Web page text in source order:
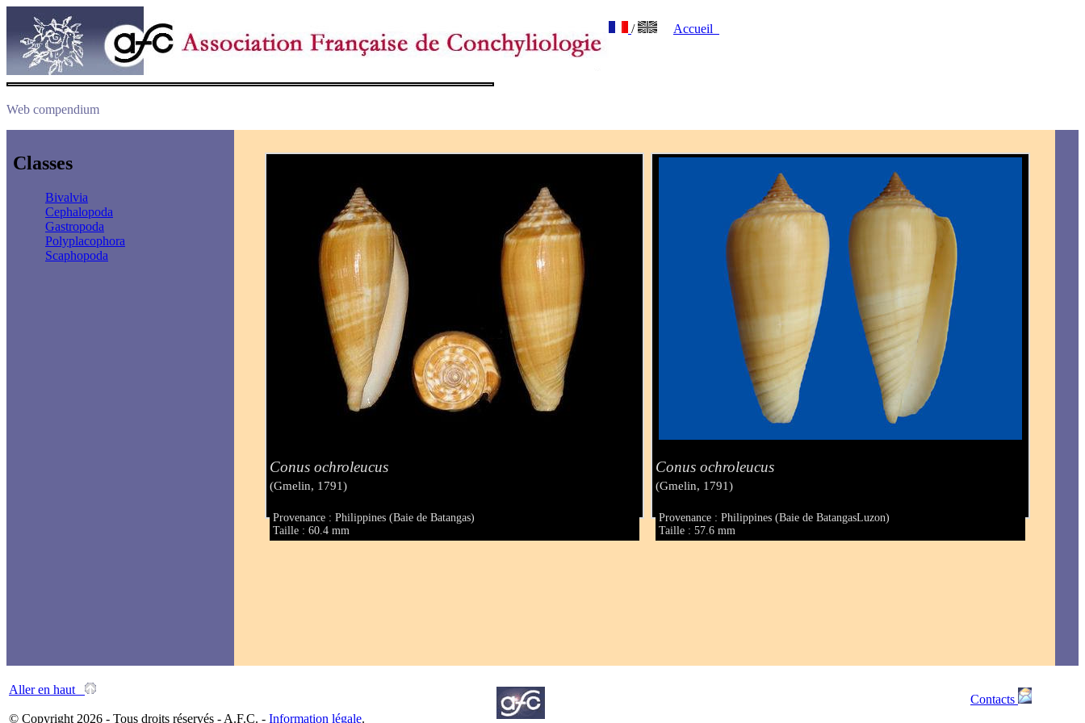
/ Accueil
Web compendium
Classes
Bivalvia
Cephalopoda
Gastropoda
Polyplacophora
Scaphopoda
Conus ochroleucus
(Gmelin, 1791)
Provenance : Philippines (Baie de Batangas)
Taille : 60.4 mm
Conus ochroleucus
(Gmelin, 1791)
Provenance : Philippines (Baie de BatangasLuzon)
Taille : 57.6 mm
Aller en haut
© Copyright 2026 - Tous droits réservés - A.F.C. - Information légale.
Contacts